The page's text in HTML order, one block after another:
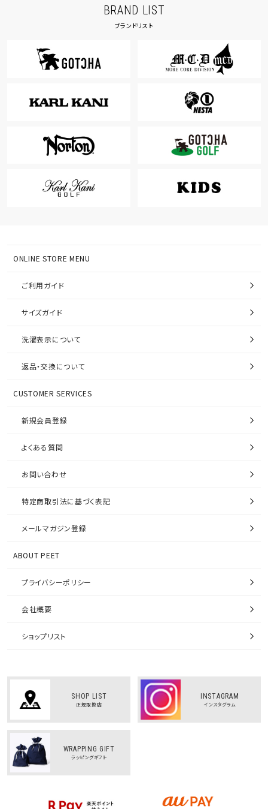
BRAND LIST
ブランドリスト
ONLINE STORE MENU
ご利用ガイド
サイズガイド
洗濯表示について
返品・交換について
CUSTOMER SERVICES
新規会員登録
よくある質問
お問い合わせ
特定商取引法に基づく表記
メールマガジン登録
ABOUT PEET
プライバシーポリシー
会社概要
ショップリスト
SHOP LIST
正規取扱店
INSTAGRAM
インスタグラム
WRAPPING GIFT
ラッピングギフト